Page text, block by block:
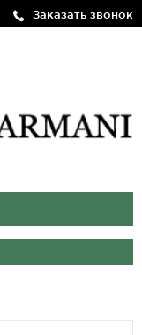
Заказать звонок